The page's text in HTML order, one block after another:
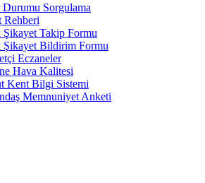
Durumu Sorgulama
Rehberi
Şikayet Takip Formu
Şikayet Bildirim Formu
Eczaneler
Hava Kalitesi
Kent Bilgi Sistemi
Memnuniyet Anketi